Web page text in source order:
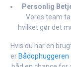
Personlig
Vores team
hvilket gør det
Hvis du har en
er Bådophuggeren